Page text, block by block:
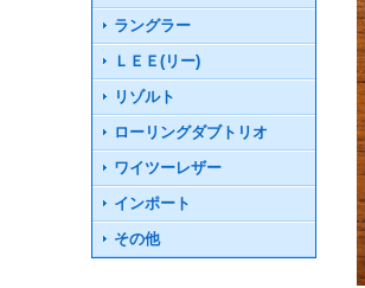
ラングラー
ＬＥＥ(リー)
リゾルト
ローリングダブトリオ
ワイツーレザー
インポート
その他